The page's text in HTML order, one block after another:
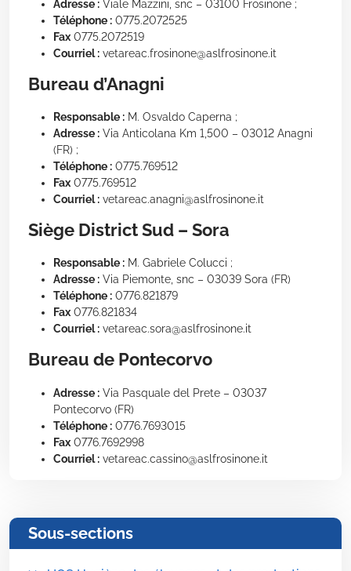
Adresse : Viale Mazzini, snc – 03100 Frosinone ;
Téléphone : 0775.2072525
Fax0775.2072519
Courriel : vetareac.frosinone@aslfrosinone.it
Bureau d’Anagni
Responsable : M. Osvaldo Caperna ;
Adresse : Via Anticolana Km 1,500 – 03012 Anagni
(FR) ;
Téléphone : 0775.769512
Fax0775.769512
Courriel : vetareac.anagni@aslfrosinone.it
Siège District Sud – Sora
Responsable : M. Gabriele Colucci ;
Adresse : Via Piemonte, snc – 03039 Sora (FR)
Téléphone : 0776.821879
Fax0776.821834
Courriel : vetareac.sora@aslfrosinone.it
Bureau de Pontecorvo
Adresse : Via Pasquale del Prete – 03037
Pontecorvo (FR)
Téléphone : 0776.7693015
Fax 0776.7692998
Courriel : vetareac.cassino@aslfrosinone.it
Sous-sections